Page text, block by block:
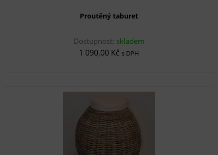
Proutěný taburet
Dostupnost: skladem
1 090,00 Kč s DPH